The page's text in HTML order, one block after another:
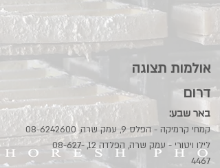
אולמות תצוגה
דרום
באר שבע:
קמחי קרמיקה - הפלס 9, עמק שרה,
08-6242600
לילו ויטורי - עמק שרה, הפלדה 12,
08-627-
4467